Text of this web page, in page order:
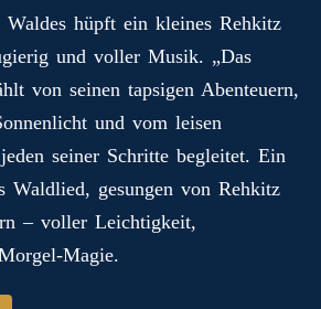
A
pp
ng
er
ok
.c
o
m
a
m
hüpft ein kleines Rehkitz
und voller Musik. „Das
von seinen tapsigen Abenteuern,
und vom leisen
seiner Schritte begleitet. Ein
Waldlied, gesungen von Rehkitz
– voller Leichtigkeit,